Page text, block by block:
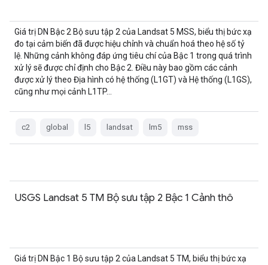
Giá trị DN Bậc 2 Bộ sưu tập 2 của Landsat 5 MSS, biểu thị bức xạ
đo tại cảm biến đã được hiệu chỉnh và chuẩn hoá theo hệ số tỷ
lệ. Những cảnh không đáp ứng tiêu chí của Bậc 1 trong quá trình
xử lý sẽ được chỉ định cho Bậc 2. Điều này bao gồm các cảnh
được xử lý theo Địa hình có hệ thống (L1GT) và Hệ thống (L1GS),
cũng như mọi cảnh L1TP…
c2 global l5 landsat lm5 mss
USGS Landsat 5 TM Bộ sưu tập 2 Bậc 1 Cảnh thô
Giá trị DN Bậc 1 Bộ sưu tập 2 của Landsat 5 TM, biểu thị bức xạ